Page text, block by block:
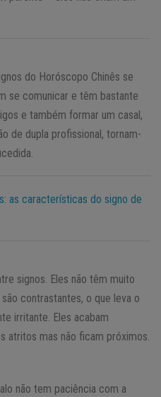
do Horóscopo Chinês se
se comunicar e têm bastante
e também formar um casal,
de dupla profissional, tornam-
as características do signo de
signos. Eles não têm muito
contrastantes, o que leva o
irritante. Eles acabam
atritos mas não ficam próximos.
não tem paciência com a